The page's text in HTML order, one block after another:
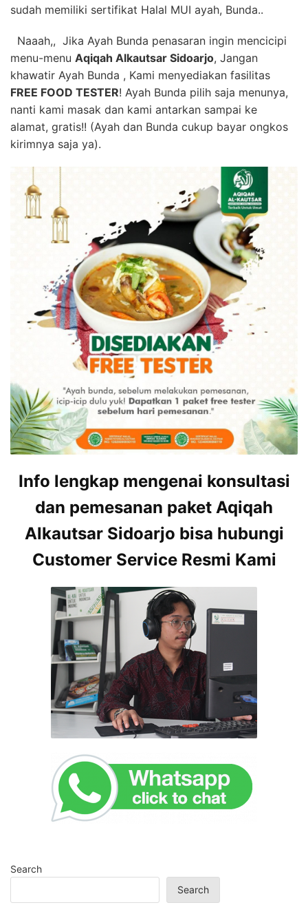
sudah memiliki sertifikat Halal MUI ayah, Bunda..
Naaah,, Jika Ayah Bunda penasaran ingin mencicipi
menu-menu Aqiqah Alkautsar Sidoarjo, Jangan
khawatir Ayah Bunda , Kami menyediakan fasilitas
FREE FOOD TESTER! Ayah Bunda pilih saja menunya,
nanti kami masak dan kami antarkan sampai ke
alamat, gratis!! (Ayah dan Bunda cukup bayar ongkos
kirimnya saja ya).
Info lengkap mengenai konsultasi
dan pemesanan paket Aqiqah
Alkautsar Sidoarjo bisa hubungi
Customer Service Resmi Kami
Search
Search